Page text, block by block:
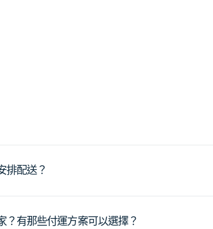
排配送？
？有那些付運方案可以選擇？